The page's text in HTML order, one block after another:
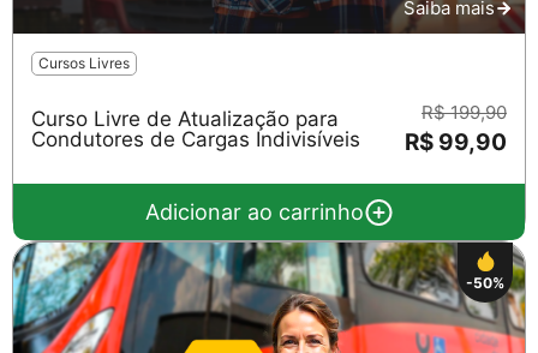
Saiba mais
Cursos Livres
Curso Livre de Atualização para
Condutores de Cargas Indivisíveis
R$ 199,90
R$ 99,90
Adicionar ao carrinho
-50%